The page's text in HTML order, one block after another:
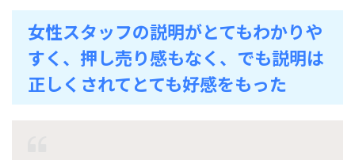
女性スタッフの説明がとてもわかりや
すく、押し売り感もなく、でも説明は
正しくされてとても好感をもった